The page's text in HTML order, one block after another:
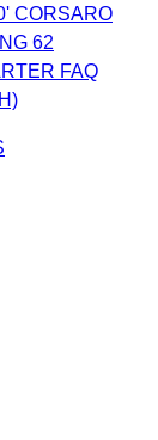
CORSARO
62
FAQ